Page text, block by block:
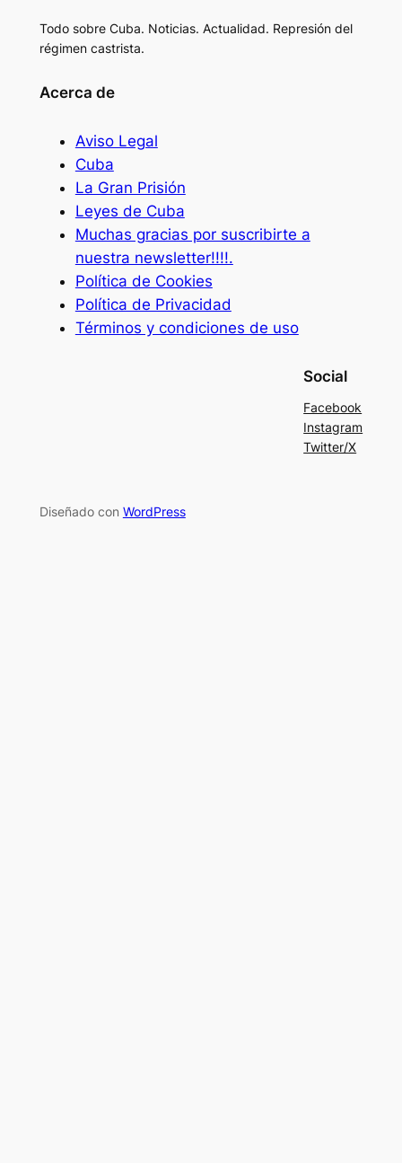
Todo sobre Cuba. Noticias. Actualidad. Represión del
régimen castrista.
Acerca de
Aviso Legal
Cuba
La Gran Prisión
Leyes de Cuba
Muchas gracias por suscribirte a
nuestra newsletter!!!!.
Política de Cookies
Política de Privacidad
Términos y condiciones de uso
Social
Facebook
Instagram
Twitter/X
Diseñado con WordPress